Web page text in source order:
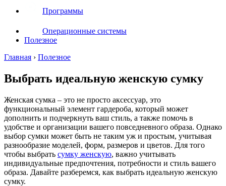
Программы
Операционные системы
Полезное
Главная › Полезное
Выбрать идеальную женскую сумку
Женская сумка – это не просто аксессуар, это
функциональный элемент гардероба, который может
дополнить и подчеркнуть ваш стиль, а также помочь в
удобстве и организации вашего повседневного образа. Однако
выбор сумки может быть не таким уж и простым, учитывая
разнообразие моделей, форм, размеров и цветов. Для того
чтобы выбрать сумку женскую, важно учитывать
индивидуальные предпочтения, потребности и стиль вашего
образа. Давайте разберемся, как выбрать идеальную женскую
сумку.